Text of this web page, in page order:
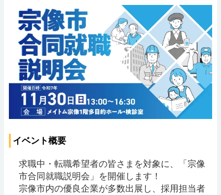
イベント概要
求職中・転職希望者の皆さまを対象に、「宗像
市合同就職説明会」を開催します！
宗像市内の優良企業が多数出展し、採用担当者